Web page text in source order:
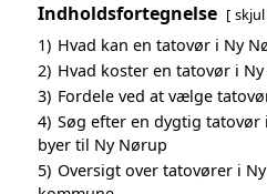
Indholdsfortegnelse skjul
1) Hvad kan en tatovør i Ny
2) Hvad koster en tatovør i
3) Fordele ved at vælge
4) Søg efter en dygtig
byer til Ny Nørup
5) Oversigt over tatovører i